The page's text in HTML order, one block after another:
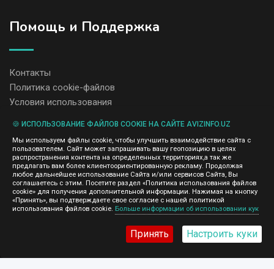
Помощь и Поддержка
Контакты
Политика cookie-файлов
Условия использования
содержание размещенных объявлений.
Мы ценим конфиденциальность наших пользователей. Мы не
передаем и не продаем личную информацию зарегистрированных
пользователей AvizInfo.uz третьим лицам. Мы не отвечаем за
правила конфиденциальности сайтов на которые ссылается
AvizInfo.uz. На некоторых страницах нашего сайта представлена
реклама Google Adsense Advertising Network. Чтобы узнать
подробней о правилах конфиденциальности Googleнажмите тут
🍪 ИСПОЛЬЗОВАНИЕ ФАЙЛОВ COOKIE НА САЙТЕ AVIZINFO.UZ
Мы используем файлы cookie, чтобы улучшить взаимодействие сайта с
пользователем. Сайт может запрашивать вашу геопозицию в целях
распространения контента на определенных территориях,а так же
предлагать вам более клиентоориентированную рекламу. Продолжая
любое дальнейшее использование Сайта и/или сервисов Сайта, Вы
соглашаетесь с этим. Посетите раздел «Политика использования файлов
cookie» для получения дополнительной информации. Нажимая на кнопку
«Принять», вы подтверждаете свое согласие с нашей политикой
использования файлов cookie. Больше информации об использовании кук
Принять Настроить куки